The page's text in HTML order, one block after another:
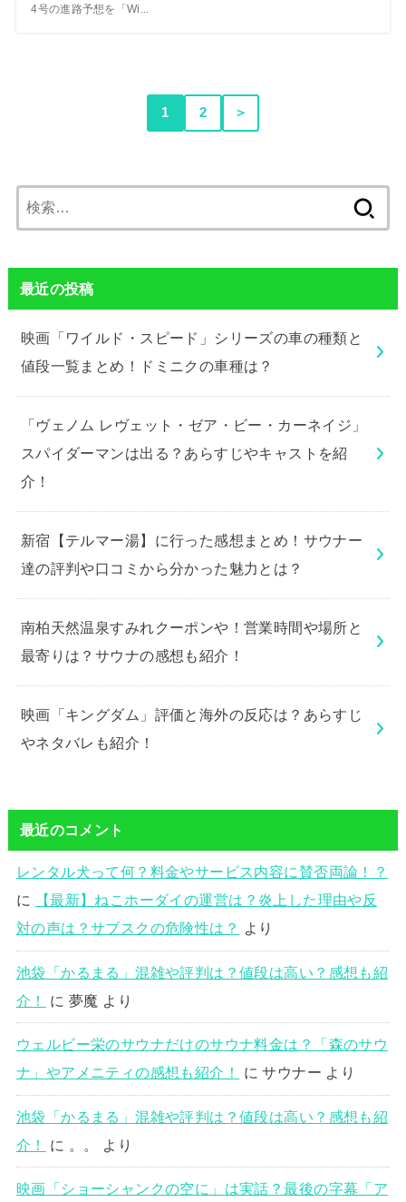
4号の進路予想を「Wi...
1 2 ＞
索:
最近の投稿
映画「ワイルド・スピード」シリーズの車の種類と
値段一覧まとめ！ドミニクの車種は？
「ヴェノム レヴェット・ゼア・ビー・カーネイジ」
スパイダーマンは出る？あらすじやキャストを紹
介！
新宿【テルマー湯】に行った感想まとめ！サウナー
達の評判や口コミから分かった魅力とは？
南柏天然温泉すみれクーポンや！営業時間や場所と
最寄りは？サウナの感想も紹介！
映画「キングダム」評価と海外の反応は？あらすじ
やネタバレも紹介！
最近のコメント
レンタル犬って何？料金やサービス内容に賛否両論！？
に
【最新】ねこホーダイの運営は？炎上した理由や反
対の声は？サブスクの危険性は？
より
池袋「かるまる」混雑や評判は？値段は高い？感想も紹
介！
に 夢魔 より
ウェルビー栄のサウナだけのサウナ料金は？「森のサウ
ナ」やアメニティの感想も紹介！
にサウナー より
池袋「かるまる」混雑や評判は？値段は高い？感想も紹
介！
に 。。 より
映画「ショーシャンクの空に」は実話？最後の字幕「ア